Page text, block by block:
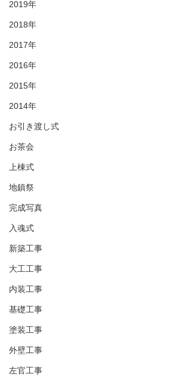
2019年
2018年
2017年
2016年
2015年
2014年
お引き渡し式
お茶会
上棟式
地鎮祭
完成写真
入魂式
新築工事
大工工事
内装工事
基礎工事
塗装工事
外壁工事
左官工事